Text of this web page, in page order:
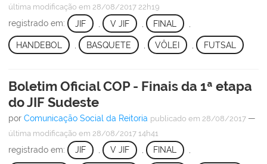
última modificação em 28/08/2017 22h19
registrado em: JIF V JIF FINAL
HANDEBOL BASQUETE VÔLEI , FUTSAL
Boletim Oficial COP - Finais da 1ª etapa
do JIF Sudeste
por Comunicação Social da Reitoria publicado em 28/08/2017 —
última modificação em 28/08/2017 14h41
registrado em: JIF , V JIF , FINAL ,